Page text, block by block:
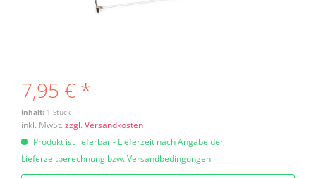
7,95 € *
Inhalt: 1 Stück
inkl. MwSt. zzgl. Versandkosten
Produkt ist lieferbar - Lieferzeit nach Angabe der
Lieferzeitberechnung bzw. Versandbedingungen